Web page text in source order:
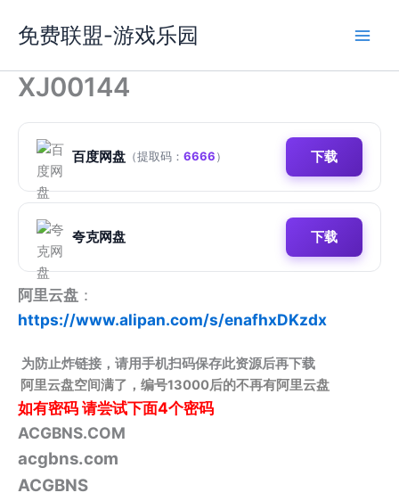
容
免费联盟-游戏乐园
XJ00144
百度网盘 （提取码： 6666） 下载
夸克网盘 下载
阿里云盘 ：
https://www.alipan.com/s/enafhxDKzdx
为防止炸链接，请用手机扫码保存此资源后再下载
阿里云盘空间满了，编号13000后的不再有阿里云盘
如有密码请尝试下面4个密码
ACGBNS.COM
acgbns.com
ACGBNS